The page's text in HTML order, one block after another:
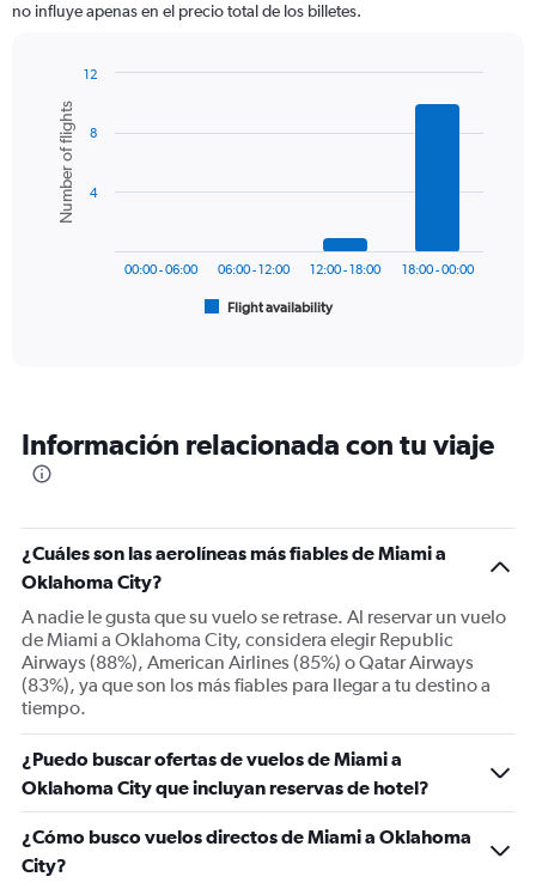
The
axis
displaying
values.
Range:
no influye apenas en el precio total de los billetes.
chart
with
bars.
The
categories.
The
Y
axis
displaying
Number
of
flights.
Range:
0
12.
Chart
graphic.
Number of flights
Flight availability
00:00 - 06:00 06:00 - 12:00 12:00 - 18:00 18:00 - 00:00
4
8
12
Información relacionada con tu viaje
¿Cuáles son las aerolíneas más fiables de Miami a
Oklahoma City?
A nadie le gusta que su vuelo se retrase. Al reservar un vuelo
de Miami a Oklahoma City, considera elegir Republic
Airways (88%), American Airlines (85%) o Qatar Airways
(83%), ya que son los más fiables para llegar a tu destino a
tiempo.
¿Puedo buscar ofertas de vuelos de Miami a
Oklahoma City que incluyan reservas de hotel?
¿Cómo busco vuelos directos de Miami a Oklahoma
City?